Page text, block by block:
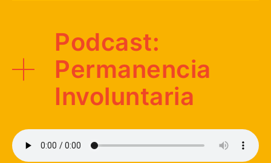
Podcast:
Permanencia
Involuntaria